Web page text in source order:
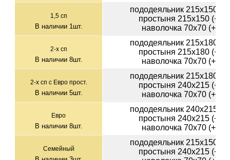
1,5 сп
В наличии 1шт.
пододеяльник 215х150
простыня 215х150 (+-
наволочка 70х70 (+-
2-х сп
В наличии 8шт.
пододеяльник 215х180
простыня 215х180 (+-
наволочка 70х70 (+-
2-х сп с Евро прост.
В наличии 5шт.
пододеяльник 215х180
простыня 240х215 (+-
наволочка 70х70 (+-
Евро
В наличии 8шт.
пододеяльник 240х215
простыня 240х215 (+-
наволочка 70х70 (+-
Семейный
пододеяльник 215х150
простыня 240х215 (+-